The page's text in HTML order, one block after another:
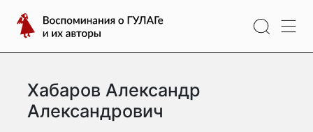
содержимому
Воспоминания
о
ГУЛАГе
их
авторы
Хабаров Александр
Александрович